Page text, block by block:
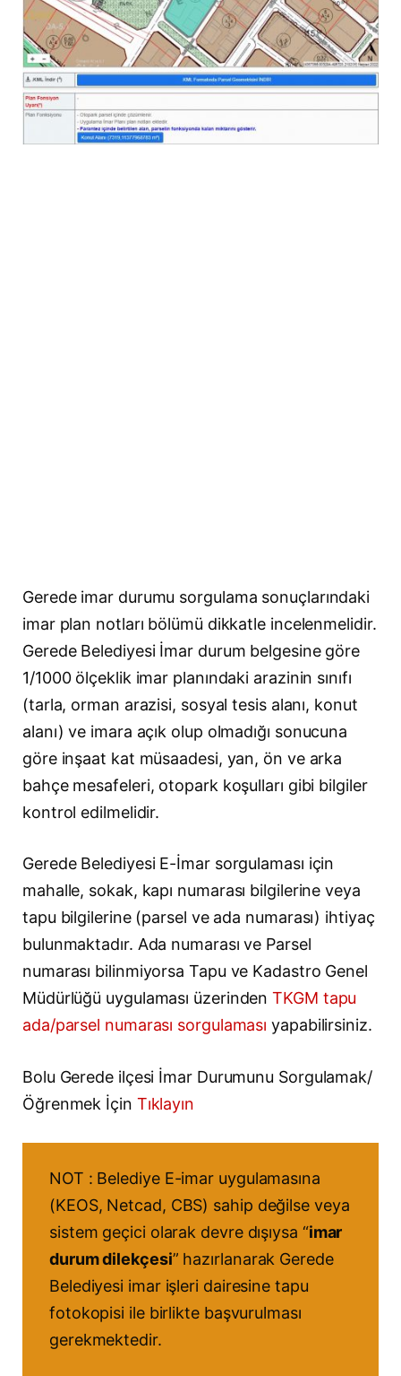
Gerede imar durumu sorgulama sonuçlarındaki
imar plan notları bölümü dikkatle incelenmelidir.
Gerede Belediyesi İmar durum belgesine göre
1/1000 ölçeklik imar planındaki arazinin sınıfı
(tarla, orman arazisi, sosyal tesis alanı, konut
alanı) ve imara açık olup olmadığı sonucuna
göre inşaat kat müsaadesi, yan, ön ve arka
bahçe mesafeleri, otopark koşulları gibi bilgiler
kontrol edilmelidir.
Gerede Belediyesi E-İmar sorgulaması için
mahalle, sokak, kapı numarası bilgilerine veya
tapu bilgilerine (parsel ve ada numarası) ihtiyaç
bulunmaktadır. Ada numarası ve Parsel
numarası bilinmiyorsa Tapu ve Kadastro Genel
Müdürlüğü uygulaması üzerindenTKGM tapu
ada/parsel numarası sorgulaması yapabilirsiniz.
Bolu Gerede ilçesi İmar Durumunu Sorgulamak/
Öğrenmek İçin Tıklayın
NOT : Belediye E-imar uygulamasına
(KEOS, Netcad, CBS) sahip değilse veya
sistem geçici olarak devre dışıysa “imar
durum dilekçesi” hazırlanarak Gerede
Belediyesi imar işleri dairesine tapu
fotokopisi ile birlikte başvurulması
gerekmektedir.